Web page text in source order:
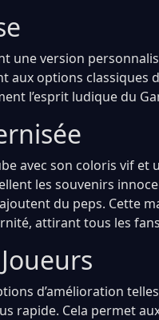
une version
aux options classiques
l’esprit ludique du
avec son coloris vif et
les souvenirs
du peps. Cette
attirant tous les
d’amélioration
rapide. Cela permet